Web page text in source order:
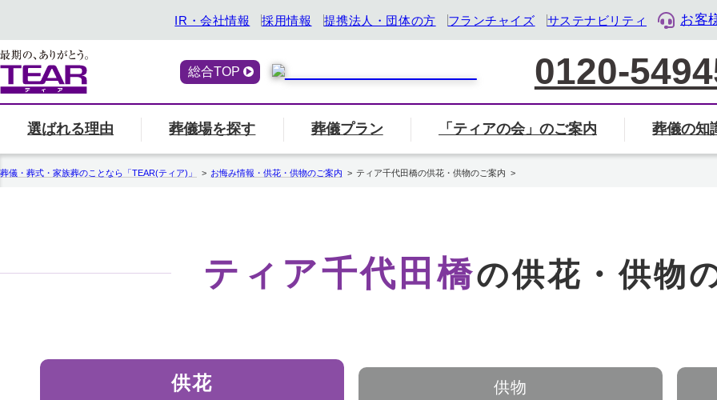
IR・会社情報 採用情報 提携法人・団体の方 フランチャイズ サステナビリティ お客
総合TOP 0120-
選ばれる理由
選ばれる理由一覧へ
エンバーミング
葬儀場を探す
エリア別の葬儀場一覧から探す
北海道
葬儀プラン 「ティアの会」のご案内
「ティアの会」のご案内 「ティアの会」のご案内ページへ
葬儀の知
喪主・ご遺族の方 家族葬について
終活サービス『トータル・ライフ・デザイン企業』として「終活」をサポート
葬儀・葬式・家族葬のことなら「TEAR(ティア)」 お悔み情報・供花・供物のご案内 ティア千代田橋の供花・供物のご案内
ティア千代田橋の供花・供物
供花 供物